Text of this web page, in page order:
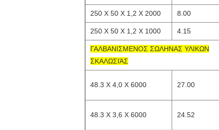
250 X 50 X 1,2 X 2000 8.00
250 X 50 X 1,2 X 1000 4.15
ΓΑΛΒΑΝΙΣΜΕΝΟΣ ΣΩΛΗΝΑΣ ΥΛΙΚΩΝ
ΣΚΑΛΩΣΙΆΣ
48.3 X 4,0 X 6000 27.00
48.3 X 3,6 X 6000 24.52